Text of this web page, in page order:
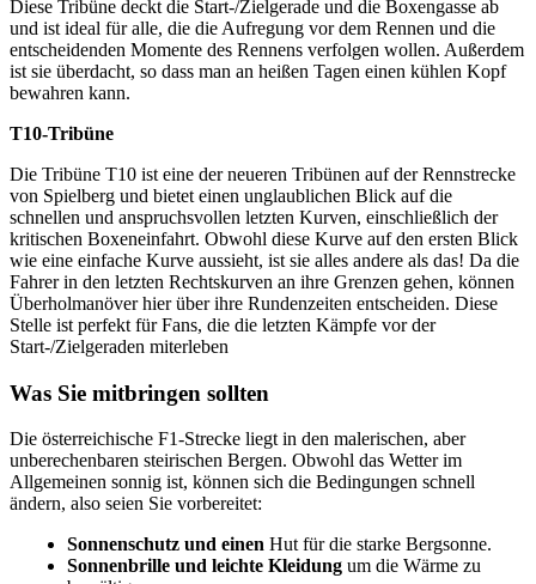
Diese Tribüne deckt die Start-/Zielgerade und die Boxengasse ab
und ist ideal für alle, die die Aufregung vor dem Rennen und die
entscheidenden Momente des Rennens verfolgen wollen. Außerdem
ist sie überdacht, so dass man an heißen Tagen einen kühlen Kopf
bewahren kann.
T10-Tribüne
Die Tribüne T10 ist eine der neueren Tribünen auf der Rennstrecke
von Spielberg und bietet einen unglaublichen Blick auf die
schnellen und anspruchsvollen letzten Kurven, einschließlich der
kritischen Boxeneinfahrt. Obwohl diese Kurve auf den ersten Blick
wie eine einfache Kurve aussieht, ist sie alles andere als das! Da die
Fahrer in den letzten Rechtskurven an ihre Grenzen gehen, können
Überholmanöver hier über ihre Rundenzeiten entscheiden. Diese
Stelle ist perfekt für Fans, die die letzten Kämpfe vor der
Start-/Zielgeraden miterleben
Was Sie mitbringen sollten
Die österreichische F1-Strecke liegt in den malerischen, aber
unberechenbaren steirischen Bergen. Obwohl das Wetter im
Allgemeinen sonnig ist, können sich die Bedingungen schnell
ändern, also seien Sie vorbereitet:
Sonnenschutz und einen Hut für die starke Bergsonne.
Sonnenbrille und leichte Kleidung um die Wärme zu